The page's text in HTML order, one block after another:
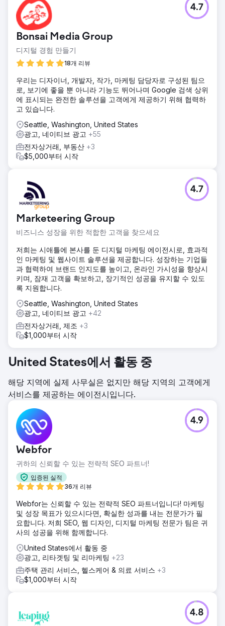
Bonsai Media Group
디지털 경험 만들기
18개 리뷰
4.7
우리는 디자이너, 개발자, 작가, 마케팅 담당자로 구성된 팀으
로, 보기에 좋을 뿐 아니라 기능도 뛰어나며 Google 검색 상위
에 표시되는 완전한 솔루션을 고객에게 제공하기 위해 협력하
고 있습니다.
Seattle, Washington, United States
광고, 네이티브 광고 +55
전자상거래, 부동산 +3
$5,000부터 시작
Marketeering Group
비즈니스 성장을 위한 적합한 고객을 찾으세요
4.7
저희는 시애틀에 본사를 둔 디지털 마케팅 에이전시로, 효과적
인 마케팅 및 웹사이트 솔루션을 제공합니다. 성장하는 기업들
과 협력하여 브랜드 인지도를 높이고, 온라인 가시성을 향상시
키며, 잠재 고객을 확보하고, 장기적인 성공을 유지할 수 있도
록 지원합니다.
Seattle, Washington, United States
광고, 네이티브 광고 +42
전자상거래, 제조 +3
$1,000부터 시작
United States에서 활동 중
해당 지역에 실제 사무실은 없지만 해당 지역의 고객에게
서비스를 제공하는 에이전시입니다.
Webfor
귀하의 신뢰할 수 있는 전략적 SEO 파트너!
입증된 실적
36개 리뷰
4.9
Webfor는 신뢰할 수 있는 전략적 SEO 파트너입니다! 마케팅
및 성장 목표가 있으시다면, 확실한 성과를 내는 전문가가 필
요합니다. 저희 SEO, 웹 디자인, 디지털 마케팅 전문가 팀은 귀
사의 성공을 위해 함께합니다.
United States에서 활동 중
광고, 리타겟팅 및 리마케팅 +23
주택 관리 서비스, 헬스케어 & 의료 서비스 +3
$1,000부터 시작
4.8